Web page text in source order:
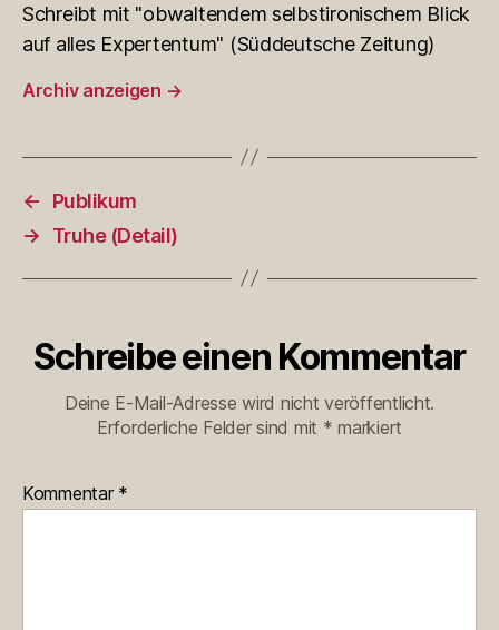
Schreibt mit "obwaltendem selbstironischem Blick
auf alles Expertentum" (Süddeutsche Zeitung)
Archiv anzeigen →
←
Publikum
→
Truhe (Detail)
Schreibe einen Kommentar
Deine E-Mail-Adresse wird nicht veröffentlicht.
Erforderliche Felder sind mit * markiert
Kommentar *